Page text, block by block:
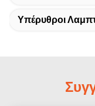
Υπέρυθροι